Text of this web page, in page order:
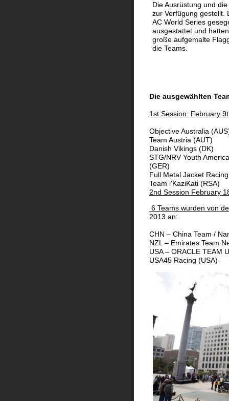
Die Ausrüstung und
zur Verfügung gestellt.
AC World Series
ausgestattet und
große aufgemalte
die Teams.
Die ausgewählten
1st Session: February
Objective Australia
Team Austria (AUT)
Danish Vikings (DK)
STG/NRV Youth
(GER)
Full Metal Jacket
Team i'KaziKati (RSA)
2nd Session February
6 Teams wurden von
2013 an:
CHN – China Team /
NZL – Emirates Team
USA – ORACLE TEAM
USA45 Racing (USA)